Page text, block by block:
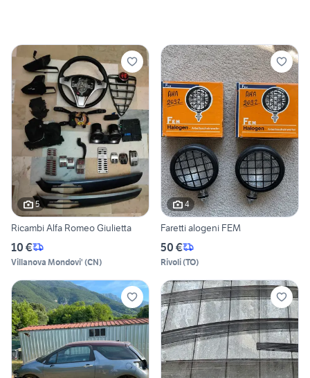
5
Ricambi Alfa Romeo Giulietta
10 €
Villanova Mondovi' (CN)
4
Faretti alogeni FEM
50 €
Rivoli(TO)